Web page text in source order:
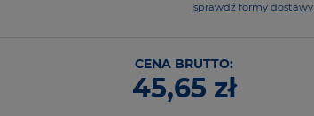
sprawdź formy dostawy
CENA BRUTTO:
45,65 zł